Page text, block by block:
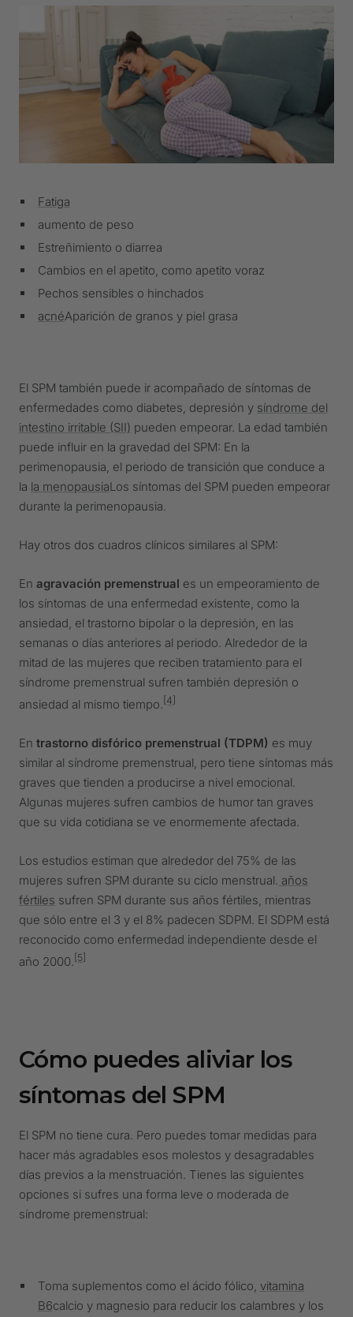
Fatiga
aumento de peso
Estreñimiento o diarrea
Cambios en el apetito, como apetito voraz
Pechos sensibles o hinchados
acnéAparición de granos y piel grasa
El SPM también puede ir acompañado de síntomas de
enfermedades como diabetes, depresión y síndrome del
intestino irritable (SII) pueden empeorar. La edad también
puede influir en la gravedad del SPM: En la
perimenopausia, el periodo de transición que conduce a
la la menopausiaLos síntomas del SPM pueden empeorar
durante la perimenopausia.
Hay otros dos cuadros clínicos similares al SPM:
En agravación premenstrual es un empeoramiento de
los síntomas de una enfermedad existente, como la
ansiedad, el trastorno bipolar o la depresión, en las
semanas o días anteriores al periodo. Alrededor de la
mitad de las mujeres que reciben tratamiento para el
síndrome premenstrual sufren también depresión o
ansiedad al mismo tiempo. [4]
En trastorno disfórico premenstrual (TDPM) es muy
similar al síndrome premenstrual, pero tiene síntomas más
graves que tienden a producirse a nivel emocional.
Algunas mujeres sufren cambios de humor tan graves
que su vida cotidiana se ve enormemente afectada.
Los estudios estiman que alrededor del 75% de las
mujeres sufren SPM durante su ciclo menstrual. años
fértiles sufren SPM durante sus años fértiles, mientras
que sólo entre el 3 y el 8% padecen SDPM. El SDPM está
reconocido como enfermedad independiente desde el
año 2000. [5]
Cómo puedes aliviar los
síntomas del SPM
El SPM no tiene cura. Pero puedes tomar medidas para
hacer más agradables esos molestos y desagradables
días previos a la menstruación. Tienes las siguientes
opciones si sufres una forma leve o moderada de
síndrome premenstrual:
Toma suplementos como el ácido fólico, vitamina
B6calcio y magnesio para reducir los calambres y los